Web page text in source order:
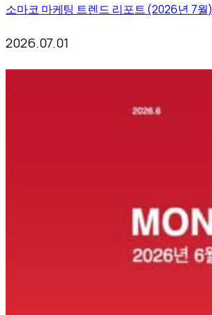
소마코 마케팅 트렌드 리포트 (2026년 7월)
2026.07.01